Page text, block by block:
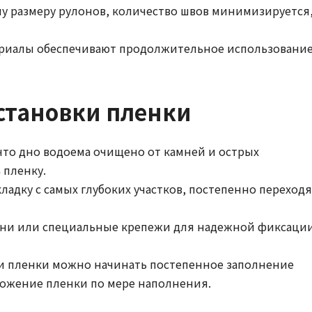
рулонов, количество швов
обеспечивают продолжительное
пленки
дно водоема очищено от камней и острых
с самых глубоких участков, постепенно
или специальные крепежи для надежной
пленки можно начинать постепенное заполнение
пленки по мере наполнения.